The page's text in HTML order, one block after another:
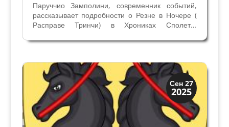
Паруччио Замполини, современник событий,
рассказывает подробности о Резне в Ночере (
Расправе Тринчи) в Хрониках Сполето.
преступление. В то время когда Синьором
на вилле на горе...
Сен 27
2025
Династии
Заговоры и войны